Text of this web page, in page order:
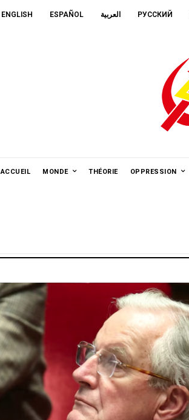
ENGLISH ESPAÑOL العربية РУССКИЙ
ACCUEIL MONDE THÉORIE OPPRESSION